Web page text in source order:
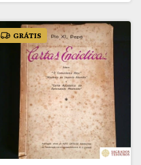
GRÁTIS